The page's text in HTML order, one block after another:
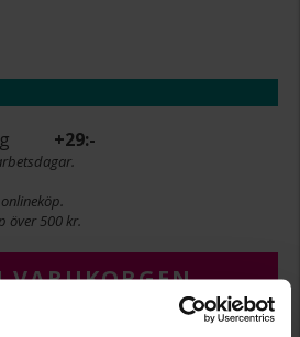
+29:-
över 500 kr.
VARUKORGEN